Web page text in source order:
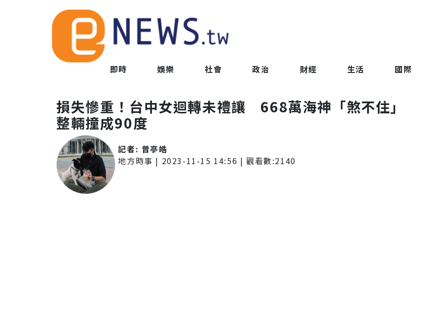
即時 娛樂 社會 政治 財經 生活 國際
損失慘重！台中女迴轉未禮讓 668萬海神「煞不住」
整輛撞成90度
記者: 曾亭皓
地方時事 | 2023-11-15 14:56 | 觀看數:2140